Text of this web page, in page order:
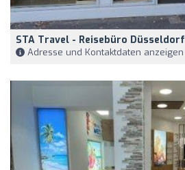
STA Travel - Reisebüro Düsseldorf
Adresse und Kontaktdaten anzeigen